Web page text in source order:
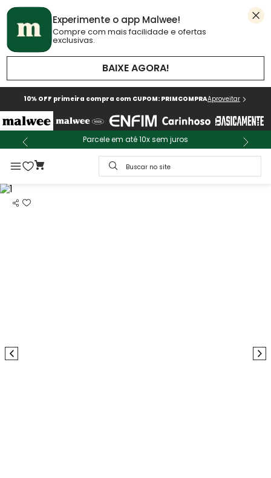
Experimente o app Malwee!
Compre com mais facilidade e ofertas
exclusivas.
BAIXE AGORA!
10% OFF primeira compra com CUPOM: PRIMCOMPRAAproveitar
Parcele em até 10x sem juros
Buscar no site